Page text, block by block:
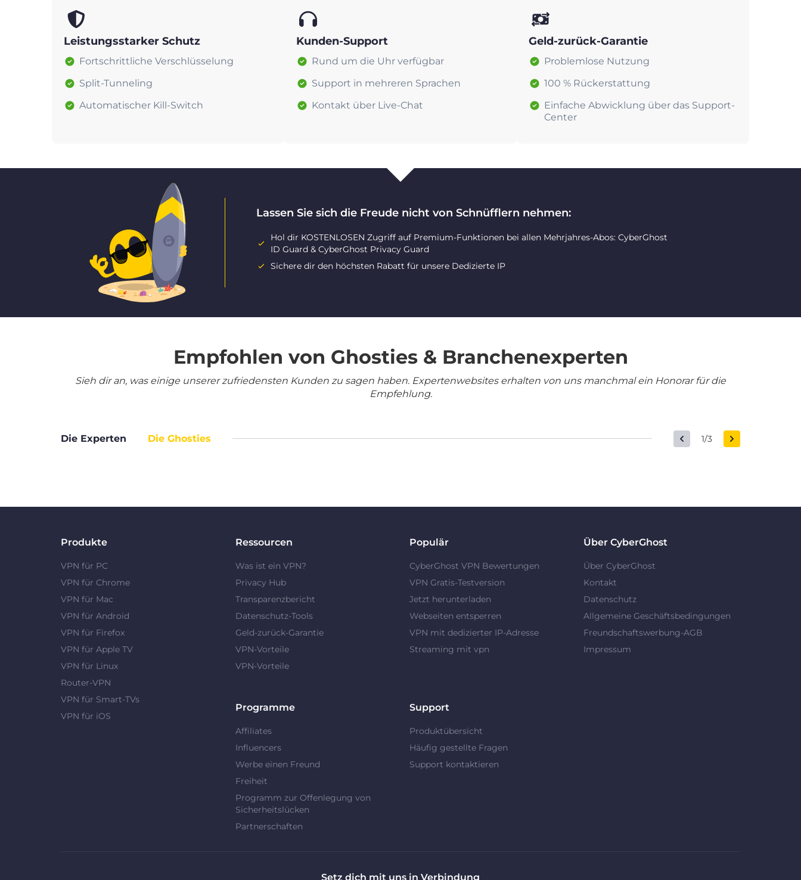
Leistungsstarker Schutz
Fortschrittliche Verschlüsselung
Split-Tunneling
Automatischer Kill-Switch
Kunden-Support
Rund um die Uhr verfügbar
Support in mehreren Sprachen
Kontakt über Live-Chat
Geld-zurück-Garantie
Problemlose Nutzung
100 % Rückerstattung
Einfache Abwicklung über das Support-
Center
Lassen Sie sich die Freude nicht von Schnüfflern nehmen:
Hol dir KOSTENLOSEN Zugriff auf Premium-Funktionen bei allen Mehrjahres-Abos: CyberGhost
ID Guard & CyberGhost Privacy Guard
Sichere dir den höchsten Rabatt für unsere Dedizierte IP
Empfohlen von Ghosties & Branchenexperten
Sieh dir an, was einige unserer zufriedensten Kunden zu sagen haben. Expertenwebsites erhalten von uns manchmal ein Honorar für die
Empfehlung.
Die Experten Die Ghosties 1/3
Produkte
VPN für PC
VPN für Chrome
VPN für Mac
VPN für Android
VPN für Firefox
VPN für Apple TV
VPN für Linux
Router-VPN
VPN für Smart-TVs
VPN für iOS
Ressourcen
Was ist ein VPN?
Privacy Hub
Transparenzbericht
Datenschutz-Tools
Geld-zurück-Garantie
VPN-Vorteile
VPN-Vorteile
Populär
CyberGhost VPN Bewertungen
VPN Gratis-Testversion
Jetzt herunterladen
Webseiten entsperren
VPN mit dedizierter IP-Adresse
Streaming mit vpn
Über CyberGhost
Über CyberGhost
Kontakt
Datenschutz
Allgemeine Geschäftsbedingungen
Freundschaftswerbung-AGB
Impressum
Programme
Affiliates
Influencers
Werbe einen Freund
Freiheit
Programm zur Offenlegung von
Sicherheitslücken
Partnerschaften
Support
Produktübersicht
Häufig gestellte Fragen
Support kontaktieren
Setz dich mit uns in Verbindung